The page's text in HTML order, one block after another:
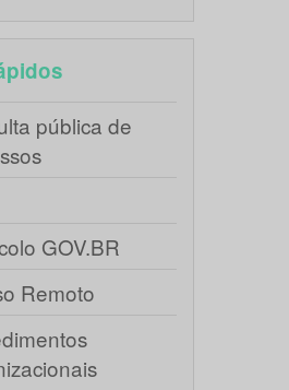
pública de
GOV.BR
Remoto